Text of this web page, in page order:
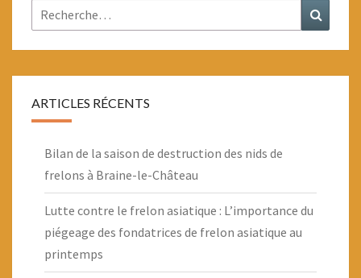
Rechercher :
ARTICLES RÉCENTS
Bilan de la saison de destruction des nids de
frelons à Braine-le-Château
Lutte contre le frelon asiatique : L’importance du
piégeage des fondatrices de frelon asiatique au
printemps